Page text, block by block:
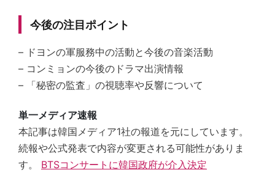
今後の注目ポイント
– ドヨンの軍服務中の活動と今後の音楽活動
– コンミョンの今後のドラマ出演情報
– 「秘密の監査」の視聴率や反響について
単一メディア速報
本記事は韓国メディア1社の報道を元にしています。
続報や公式発表で内容が変更される可能性がありま
す。 BTSコンサートに韓国政府が介入決定